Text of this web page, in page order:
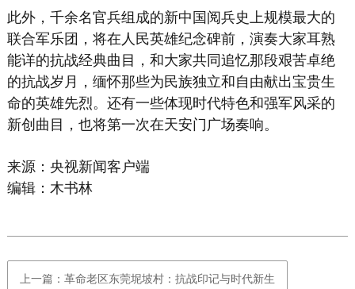
此外，千余名官兵组成的新中国阅兵史上规模最大的
联合军乐团，将在人民英雄纪念碑前，演奏大家耳熟
能详的抗战经典曲目，和大家共同追忆那段艰苦卓绝
的抗战岁月，缅怀那些为民族独立和自由献出宝贵生
命的英雄先烈。还有一些体现时代特色和强军风采的
新创曲目，也将第一次在天安门广场奏响。
来源：央视新闻客户端
编辑：木书林
上一篇：革命老区东莞坭坡村：抗战印记与时代新生